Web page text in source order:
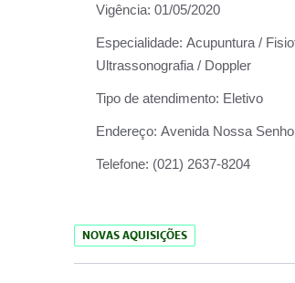
Vigência: 01/05/2020
Especialidade: Acupuntura /
Ultrassonografia / Doppler
Tipo de atendimento: Eletivo
Endereço: Avenida Nossa
Telefone: (021) 2637-8204
NOVAS AQUISIÇÕES